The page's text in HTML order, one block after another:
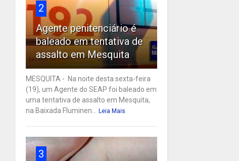
2
Agente penitenciário é
baleado em tentativa de
assalto em Mesquita
MESQUITA - Na noite desta sexta-feira
(19), um Agente do SEAP foi baleado em
uma tentativa de assalto em Mesquita,
na Baixada Fluminen... Leia Mais
3